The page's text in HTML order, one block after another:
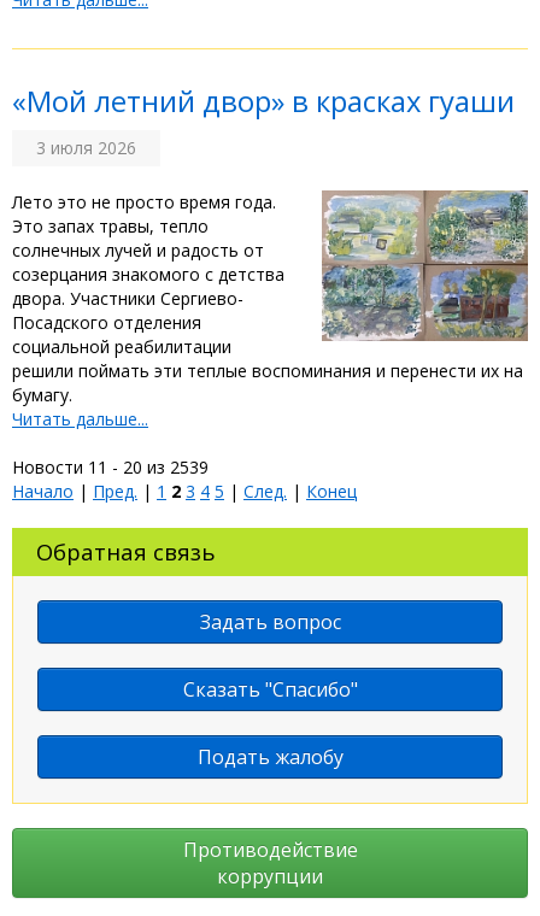
«Мой летний двор» в красках гуаши
3 июля 2026
‎‎Лето это не просто время года.
Это запах травы, тепло
солнечных лучей и радость от
созерцания знакомого с детства
двора. Участники Сергиево-
Посадского отделения
социальной реабилитации
решили поймать эти теплые воспоминания и перенести их на
бумагу. ‎ ‎
Читать дальше...
Новости 11 - 20 из 2539
Начало | Пред. | 1 2 3 4 5 | След. | Конец
Обратная связь
Задать вопрос
Сказать "Спасибо"
Подать жалобу
Противодействие
коррупции